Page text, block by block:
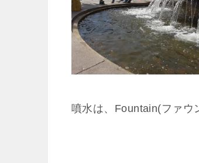
噴水は、Fountain(ファウ